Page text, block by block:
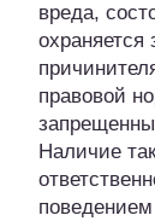
вреда,
охраняется
правовой
Наличие